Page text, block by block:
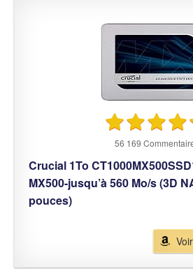
56 169
Crucial 1To
MX500-jusqu’à 560 Mo/s (3D
pouces)